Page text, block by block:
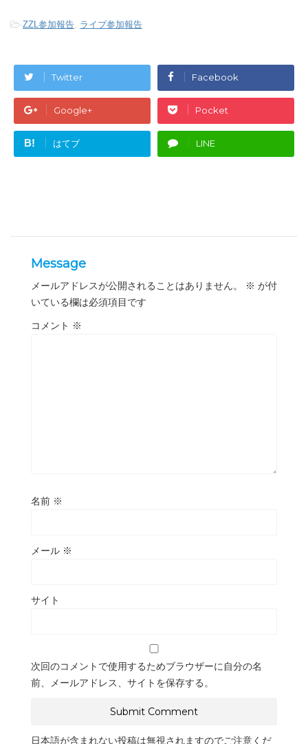
-ZZL参加報告 ライブ参加報告
Twitter Facebook
Google+ Pocket
B! はてブ LINE
Message
メールアドレスが公開されることはありません。 ※ が付
いている欄は必須項目です
コメント ※
名前 ※
メール ※
サイト
次回のコメントで使用するためブラウザーに自分の名
前、メールアドレス、サイトを保存する。
日本語が含まれない投稿は無視されますのでご注意くだ